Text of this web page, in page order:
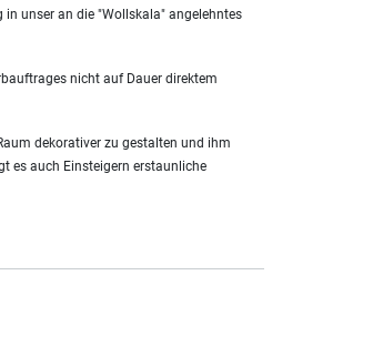
unser an die "Wollskala" angelehntes
nicht auf Dauer direktem
dekorativer zu gestalten und ihm
es auch Einsteigern erstaunliche